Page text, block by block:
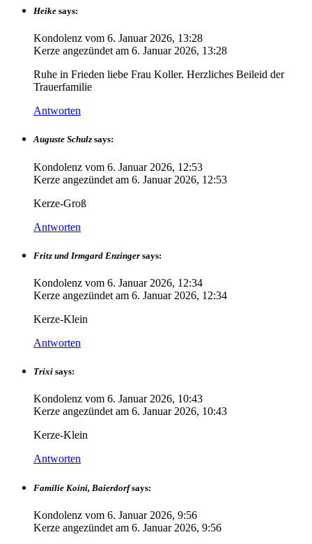
Heike says:
Kondolenz vom 6. Januar 2026, 13:28
Kerze angezündet am 6. Januar 2026, 13:28
Ruhe in Frieden liebe Frau Koller. Herzliches Beileid der
Trauerfamilie
Antworten
Auguste Schulz says:
Kondolenz vom 6. Januar 2026, 12:53
Kerze angezündet am 6. Januar 2026, 12:53
Kerze-Groß
Antworten
Fritz und Irmgard Enzinger says:
Kondolenz vom 6. Januar 2026, 12:34
Kerze angezündet am 6. Januar 2026, 12:34
Kerze-Klein
Antworten
Trixi says:
Kondolenz vom 6. Januar 2026, 10:43
Kerze angezündet am 6. Januar 2026, 10:43
Kerze-Klein
Antworten
Familie Koini, Baierdorf says:
Kondolenz vom 6. Januar 2026, 9:56
Kerze angezündet am 6. Januar 2026, 9:56